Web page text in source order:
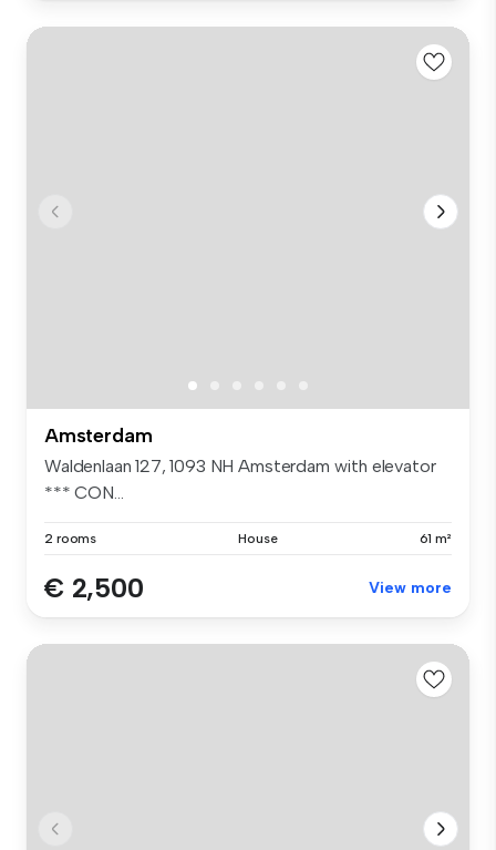
Amsterdam
Waldenlaan 127, 1093 NH Amsterdam with elevator
*** CON...
2 rooms House 61 m²
€ 2,500 View more